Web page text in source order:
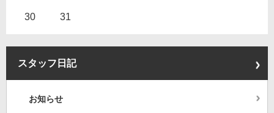
30 31
スタッフ日記
お知らせ